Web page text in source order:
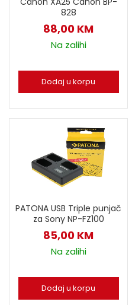
828
88,00 KM
Na zalihi
Dodaj u korpu
PATONA USB Triple punjač
za Sony NP-FZ100
85,00 KM
Na zalihi
Dodaj u korpu